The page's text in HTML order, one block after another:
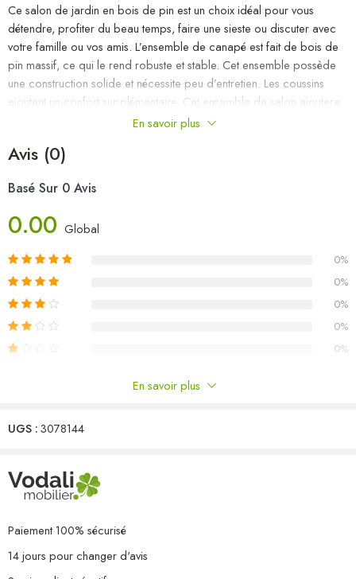
Ce salon de jardin en bois de pin est un choix idéal pour vous
détendre, profiter du beau temps, faire une sieste ou discuter avec
votre famille ou vos amis. L’ensemble de canapé est fait de bois de
pin massif, ce qui le rend robuste et stable. Cet ensemble possède
une construction solide et nécessite peu d’entretien. Les coussins
ajoutent un confort supplémentaire. Cet ensemble de salon ajoutera
une touche de charme rustique à votre espace de vie extérieur.
d’extérieur, nous vous recommandons de les protéger avec une
Matériau : bois de pin massif (non traité), tissu (100 % polyester)
Dimensions du canapé central : 70 x 70 x 67 cm (l x P x H)
Dimensions de la table : 70 x 70 x 30 cm (l x P x H)
Dimensions du coussin de siège : 58 x 58 x 10 cm (L x l x é)
Dimensions du coussin de dossier : 50 x 40 x 12 cm (L x l x é)
L’assemblage est requis
1 x table
En savoir plus
Avis (0)
Basé Sur 0 Avis
0.00 Global
0%
0%
0%
0%
0%
Il n'y a pas encore de critiques.
En savoir plus
UGS :3078144
Paiement 100% sécurisé
14 jours pour changer d'avis